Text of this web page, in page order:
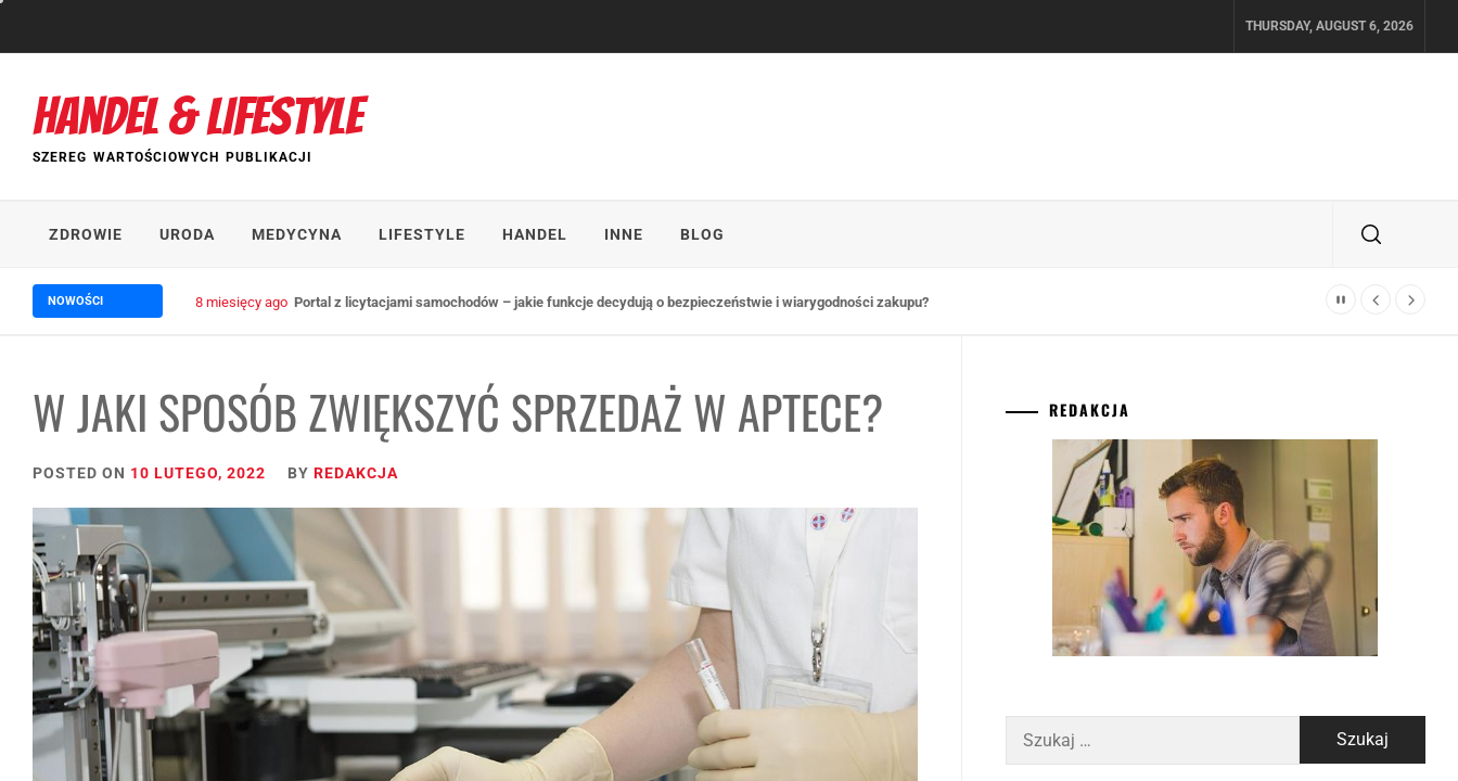
THURSDAY, AUGUST 6, 2026
HANDEL & LIFESTYLE
SZEREG WARTOŚCIOWYCH PUBLIKACJI
ZDROWIE URODA MEDYCYNA LIFESTYLE HANDEL INNE BLOG
NOWOŚCI 2 lata ago Wpływ trade marketingu na wzrost sprzedaży w punktach detalicznych
W JAKI SPOSÓB ZWIĘKSZYĆ SPRZEDAŻ W APTECE?
POSTED ON 10 LUTEGO, 2022 BY REDAKCJA
REDAKCJA